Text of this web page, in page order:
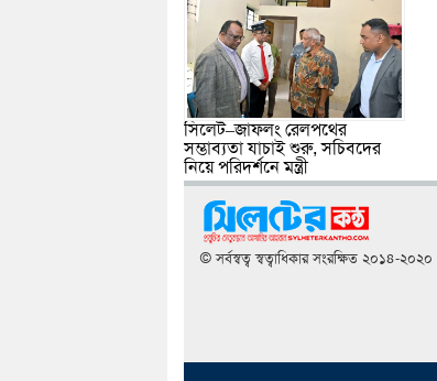
সিলেট–জাফলং রেলপথের
সম্ভাব্যতা যাচাই শুরু, সচিবদের
নিয়ে পরিদর্শনে মন্ত্রী
© সর্বস্বত্ব স্বত্বাধিকার সংরক্ষিত ২০১৪-২০২০